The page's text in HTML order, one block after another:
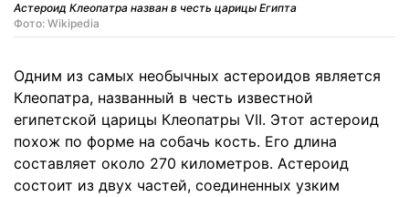
Астероид Клеопатра назван в честь царицы Египта
Фото: Wikipedia
Одним из самых необычных астероидов является
Клеопатра, названный в честь известной
египетской царицы Клеопатры VII. Этот астероид
похож по форме на собачь кость. Его длина
составляет около 270 километров. Астероид
состоит из двух частей, соединенных узким